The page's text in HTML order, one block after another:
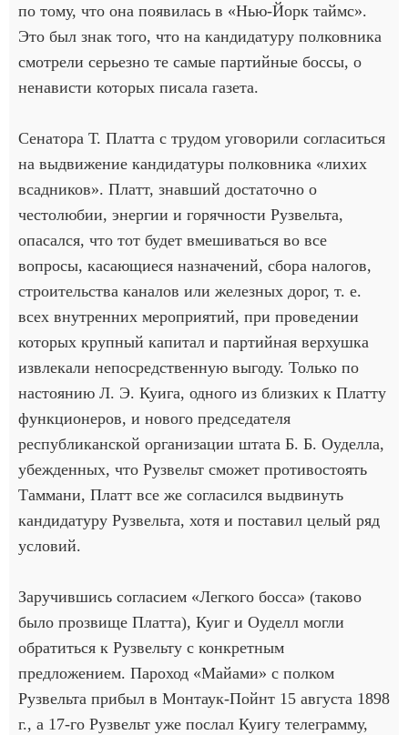
по тому, что она появилась в «Нью-Йорк таймс».
Это был знак того, что на кандидатуру полковника
смотрели серьезно те самые партийные боссы, о
ненависти которых писала газета.
Сенатора Т. Платта с трудом уговорили согласиться
на выдвижение кандидатуры полковника «лихих
всадников». Платт, знавший достаточно о
честолюбии, энергии и горячности Рузвельта,
опасался, что тот будет вмешиваться во все
вопросы, касающиеся назначений, сбора налогов,
строительства каналов или железных дорог, т. е.
всех внутренних мероприятий, при проведении
которых крупный капитал и партийная верхушка
извлекали непосредственную выгоду. Только по
настоянию Л. Э. Куига, одного из близких к Платту
функционеров, и нового председателя
республиканской организации штата Б. Б. Оуделла,
убежденных, что Рузвельт сможет противостоять
Таммани, Платт все же согласился выдвинуть
кандидатуру Рузвельта, хотя и поставил целый ряд
условий.
Заручившись согласием «Легкого босса» (таково
было прозвище Платта), Куиг и Оуделл могли
обратиться к Рузвельту с конкретным
предложением. Пароход «Майами» с полком
Рузвельта прибыл в Монтаук-Пойнт 15 августа 1898
г., а 17-го Рузвельт уже послал Куигу телеграмму,